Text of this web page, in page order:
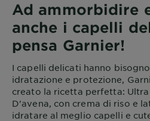
Ad ammorbidire
anche i capelli
pensa Garnier!
I capelli delicati hanno
idratazione e protezione,
creato la ricetta perfetta:
D'avena, con crema di riso e
idratare al meglio capelli e